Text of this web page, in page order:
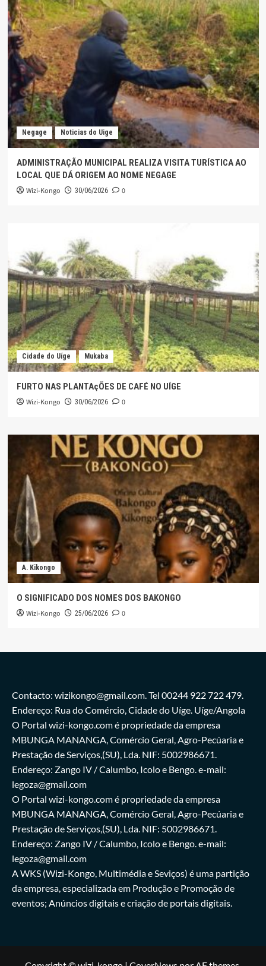
Negage Noticias do Uige
ADMINISTRAÇÃO MUNICIPAL REALIZA VISITA TURÍSTICA AO
LOCAL QUE DÁ ORIGEM AO NOME NEGAGE
Wizi-Kongo 30/06/2026 0
Cidade do Uíge Mukaba
FURTO NAS PLANTAçÕES DE CAFÉ NO UÍGE
Wizi-Kongo 30/06/2026 0
A. Kikongo
O SIGNIFICADO DOS NOMES DOS BAKONGO
Wizi-Kongo 25/06/2026 0
Contacto: wizikongo@gmail.com. Tel 00244 922 722 479.
Endereço: Rua do Comércio, Cidade do Uíge. Uíge/Angola
O Portal wizi-kongo.com é propriedade da empresa
MBUNGA MANANGA, Comércio Geral, Agro-Pecúaria e
Prestação de Serviços,(SU), Lda. NIF: 5002986671.
Endereço: Zango IV / Calumbo, Icolo e Bengo. e-mail:
legoza@gmail.com
O Portal wizi-kongo.com é propriedade da empresa
MBUNGA MANANGA, Comércio Geral, Agro-Pecúaria e
Prestação de Serviços,(SU), Lda. NIF: 5002986671.
Endereço: Zango IV / Calumbo, Icolo e Bengo. e-mail:
legoza@gmail.com
A WKS (Wizi-Kongo, Multimédia e Seviços) é uma partição
da empresa, especializada em Produção e Promoção de
eventos; Anúncios digitais e criação de portais digitais.